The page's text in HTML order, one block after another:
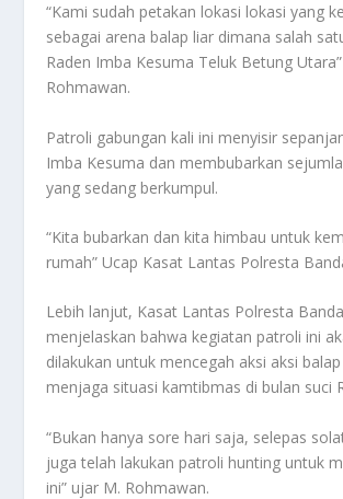
“Kami sudah petakan lokasi lokasi yang
sebagai arena balap liar dimana salah
Raden Imba Kesuma Teluk Betung
Rohmawan.
Patroli gabungan kali ini menyisir
Imba Kesuma dan membubarkan
yang sedang berkumpul.
“Kita bubarkan dan kita himbau untuk
rumah” Ucap Kasat Lantas Polresta
Lebih lanjut, Kasat Lantas Polresta
menjelaskan bahwa kegiatan patroli ini
dilakukan untuk mencegah aksi aksi
menjaga situasi kamtibmas di bulan suci
“Bukan hanya sore hari saja, selepas
juga telah lakukan patroli hunting untuk
ini” ujar M. Rohmawan.